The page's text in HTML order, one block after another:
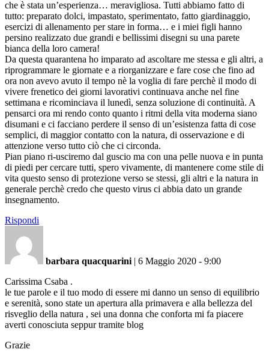
che è stata un’esperienza… meravigliosa. Tutti abbiamo fatto di
tutto: preparato dolci, impastato, sperimentato, fatto giardinaggio,
esercizi di allenamento per stare in forma… e i miei figli hanno
persino realizzato due grandi e bellissimi disegni su una parete
bianca della loro camera!
Da questa quarantena ho imparato ad ascoltare me stessa e gli altri, a
riprogrammare le giornate e a riorganizzare e fare cose che fino ad
ora non avevo avuto il tempo nè la voglia di fare perchè il modo di
vivere frenetico dei giorni lavorativi continuava anche nel fine
settimana e ricominciava il lunedì, senza soluzione di continuità. A
pensarci ora mi rendo conto quanto i ritmi della vita moderna siano
disumani e ci facciano perdere il senso di un’esistenza fatta di cose
semplici, di maggior contatto con la natura, di osservazione e di
attenzione verso tutto ciò che ci circonda.
Pian piano ri-usciremo dal guscio ma con una pelle nuova e in punta
di piedi per cercare tutti, spero vivamente, di mantenere come stile di
vita questo senso di protezione verso se stessi, gli altri e la natura in
generale perchè credo che questo virus ci abbia dato un grande
insegnamento.
Rispondi
barbara quacquarini | 6 Maggio 2020 - 9:00
Carissima Csaba .
le tue parole e il tuo modo di essere mi danno un senso di equilibrio
e serenità, sono state un apertura alla primavera e alla bellezza del
risveglio della natura , sei una donna che conforta mi fa piacere
averti conosciuta seppur tramite blog
Grazie